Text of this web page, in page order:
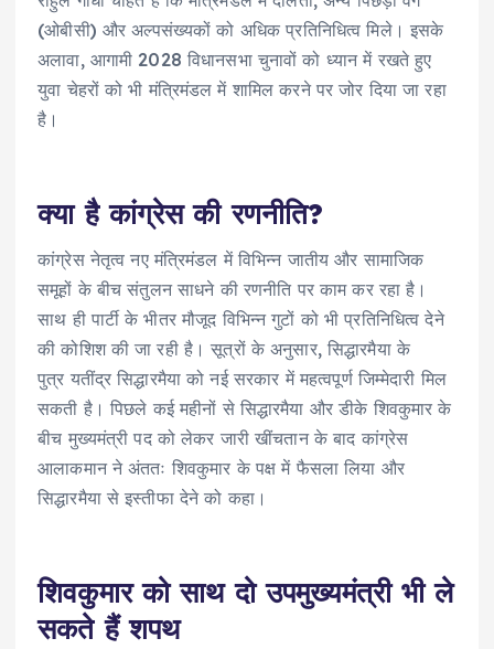
(ओबीसी) और अल्पसंख्यकों को अधिक प्रतिनिधित्व मिले। इसके
अलावा, आगामी 2028 विधानसभा चुनावों को ध्यान में रखते हुए
युवा चेहरों को भी मंत्रिमंडल में शामिल करने पर जोर दिया जा रहा
है।
क्या है कांग्रेस की रणनीति?
कांग्रेस नेतृत्व नए मंत्रिमंडल में विभिन्न जातीय और सामाजिक
समूहों के बीच संतुलन साधने की रणनीति पर काम कर रहा है।
साथ ही पार्टी के भीतर मौजूद विभिन्न गुटों को भी प्रतिनिधित्व देने
की कोशिश की जा रही है। सूत्रों के अनुसार, सिद्धारमैया के
पुत्र यतींद्र सिद्धारमैया को नई सरकार में महत्वपूर्ण जिम्मेदारी मिल
सकती है। पिछले कई महीनों से सिद्धारमैया और डीके शिवकुमार के
बीच मुख्यमंत्री पद को लेकर जारी खींचतान के बाद कांग्रेस
आलाकमान ने अंततः शिवकुमार के पक्ष में फैसला लिया और
सिद्धारमैया से इस्तीफा देने को कहा।
शिवकुमार को साथ दो उपमुख्यमंत्री भी ले
सकते हैं शपथ